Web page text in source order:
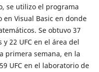
se utilizo el programa
en Visual Basic en donde
Se obtuvo 37
22 UFC en el área del
primera semana, en la
UFC en el laboratorio de